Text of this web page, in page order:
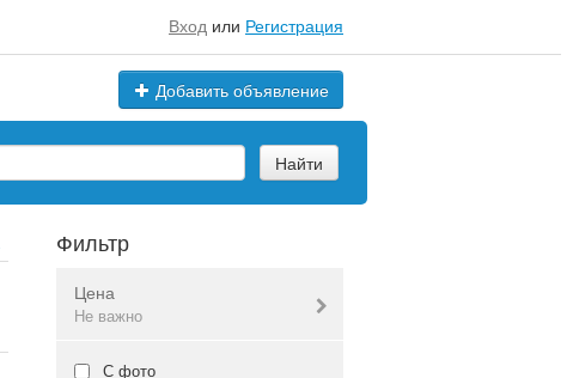
Вход или Регистрация
Добавить объявление
Найти
Фильтр
Цена
Не важно
Валюта:руб.
С фото